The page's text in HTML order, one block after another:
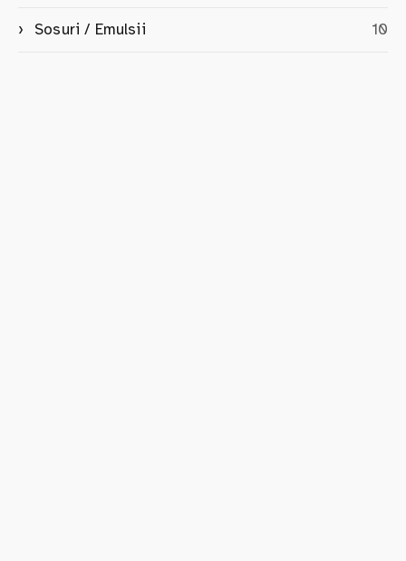
Sosuri / Emulsii 10